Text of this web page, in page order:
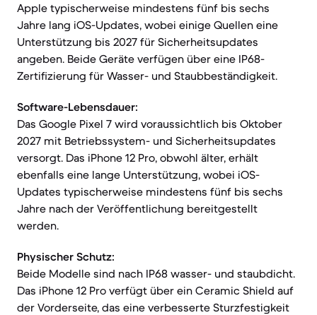
Apple typischerweise mindestens fünf bis sechs
Jahre lang iOS-Updates, wobei einige Quellen eine
Unterstützung bis 2027 für Sicherheitsupdates
angeben. Beide Geräte verfügen über eine IP68-
Zertifizierung für Wasser- und Staubbeständigkeit.
Software-Lebensdauer:
Das Google Pixel 7 wird voraussichtlich bis Oktober
2027 mit Betriebssystem- und Sicherheitsupdates
versorgt. Das iPhone 12 Pro, obwohl älter, erhält
ebenfalls eine lange Unterstützung, wobei iOS-
Updates typischerweise mindestens fünf bis sechs
Jahre nach der Veröffentlichung bereitgestellt
werden.
Physischer Schutz:
Beide Modelle sind nach IP68 wasser- und staubdicht.
Das iPhone 12 Pro verfügt über ein Ceramic Shield auf
der Vorderseite, das eine verbesserte Sturzfestigkeit